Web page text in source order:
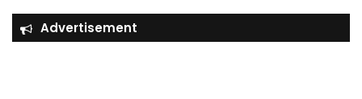
Advertisement